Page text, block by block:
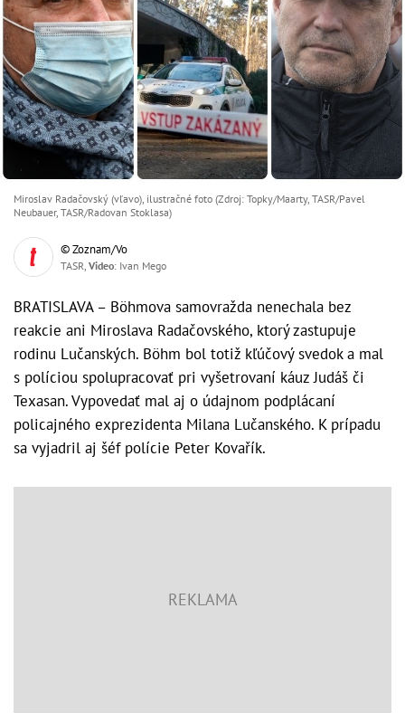
Miroslav Radačovský (vľavo), ilustračné foto (Zdroj: Topky/Maarty, TASR/Pavel
Neubauer, TASR/Radovan Stoklasa)
© Zoznam/Vo
TASR, Video: Ivan Mego
BRATISLAVA – Böhmova samovražda nenechala bez
reakcie ani Miroslava Radačovského, ktorý zastupuje
rodinu Lučanských. Böhm bol totiž kľúčový svedok a mal
s políciou spolupracovať pri vyšetrovaní káuz Judáš či
Texasan. Vypovedať mal aj o údajnom podplácaní
policajného exprezidenta Milana Lučanského. K prípadu
sa vyjadril aj šéf polície Peter Kovařík.